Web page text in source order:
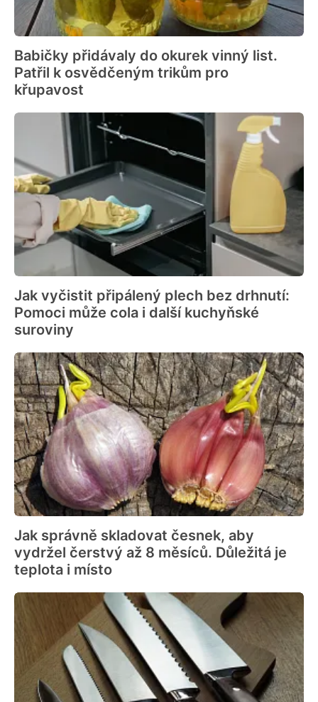
Babičky přidávaly do okurek vinný list.
Patřil k osvědčeným trikům pro
křupavost
Jak vyčistit připálený plech bez drhnutí:
Pomoci může cola i další kuchyňské
suroviny
Jak správně skladovat česnek, aby
vydržel čerstvý až 8 měsíců. Důležitá je
teplota i místo